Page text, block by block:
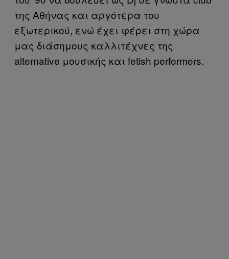
της Αθήνας και αργότερα του
εξωτερικού, ενώ έχει φέρει στη χώρα
μας διάσημους καλλιτέχνες της
alternative μουσικής και fetish performers.